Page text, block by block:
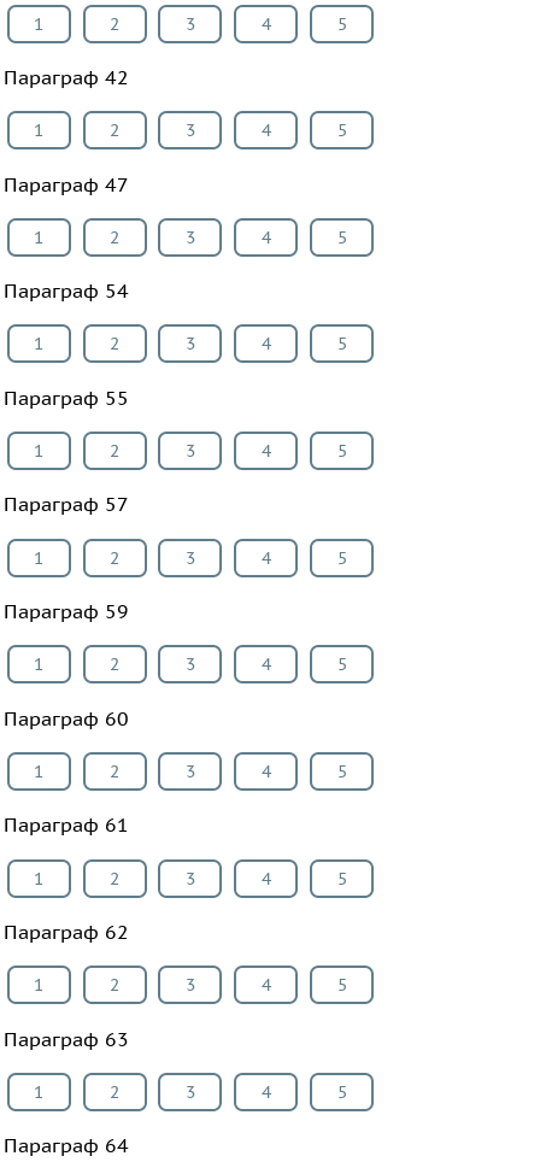
1 2 3 4 5
Параграф 42
1 2 3 4 5
Параграф 47
1 2 3 4 5
Параграф 54
1 2 3 4 5
Параграф 55
1 2 3 4 5
Параграф 57
1 2 3 4 5
Параграф 59
1 2 3 4 5
Параграф 60
1 2 3 4 5
Параграф 61
1 2 3 4 5
Параграф 62
1 2 3 4 5
Параграф 63
1 2 3 4 5
Параграф 64